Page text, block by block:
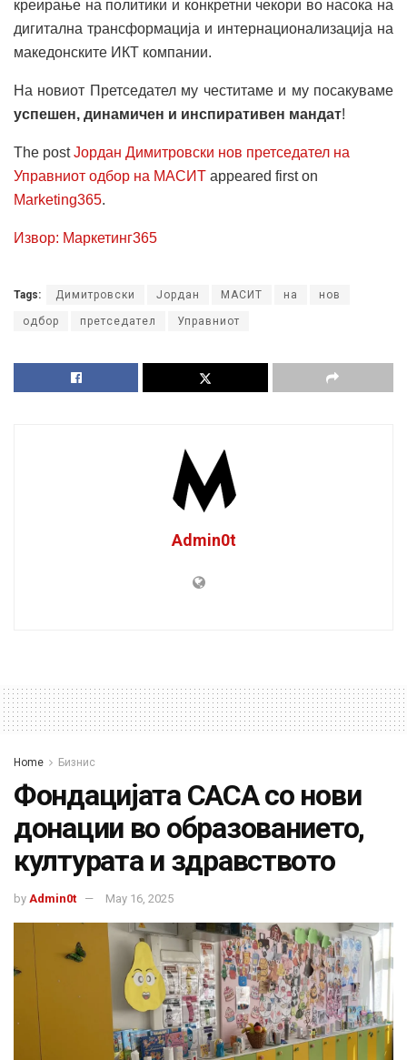
креирање на политики и конкретни чекори во насока на
дигитална трансформација и интернационализација на
македонските ИКТ компании.
На новиот Претседател му честитаме и му посакуваме
успешен, динамичен и инспиративен мандат!
The postЈордан Димитровски нов претседател на
Управниот одбор на МАСИТ appeared first on
Marketing365.
Извор: Маркетинг365
Tags: Димитровски Јордан МАСИТ на нов
одбор претседател Управниот
Admin0t
Home Бизнис
Фондацијата САСА со нови
донации во образованието,
културата и здравството
by Admin0t May 16, 2025